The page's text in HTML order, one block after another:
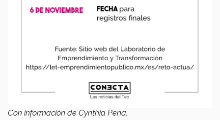
Con información de Cynthia Peña.